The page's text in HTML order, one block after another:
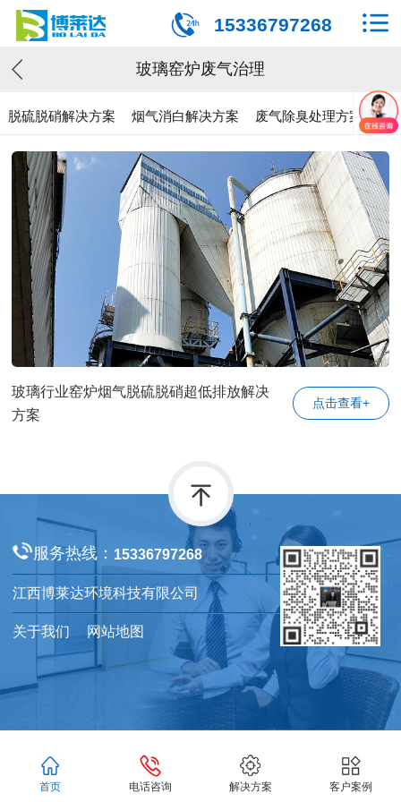
15336797268
玻璃窑炉废气治理
脱硫脱硝解决方案 烟气消白解决方案 废气除臭处理方案 各
玻璃行业窑炉烟气脱硫脱硝超低排放解决
方案
点击查看+
服务热线： 15336797268
江西博莱达环境科技有限公司
关于我们 网站地图
首页 电话咨询 解决方案 客户案例